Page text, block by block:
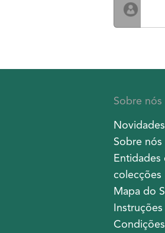
Sobre nós
Novidades
Sobre nós
Entidades
colecções
Mapa do